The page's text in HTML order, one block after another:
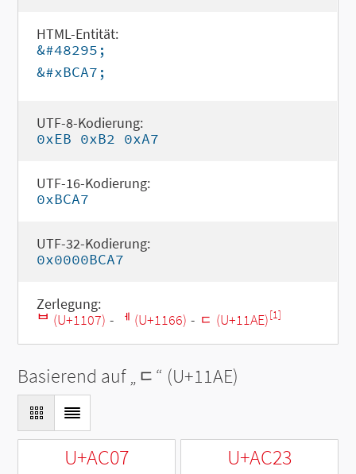
HTML-Entität:
&#48295;
&#xBCA7;
UTF-8-Kodierung:
0xEB 0xB2 0xA7
UTF-16-Kodierung:
0xBCA7
UTF-32-Kodierung:
0x0000BCA7
Zerlegung:
ᄇ (U+1107) - ᅦ (U+1166) - ᆮ (U+11AE)[1]
Basierend auf „ᆮ“ (U+11AE)
U+AC07 U+AC23